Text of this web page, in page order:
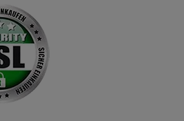
sitzt darin auch wirklich
gut! Die Sitzfläche, eine
elastisches Gewebe passt
sich der
Körperbewegung an.
Klare Kaufempfehlung!